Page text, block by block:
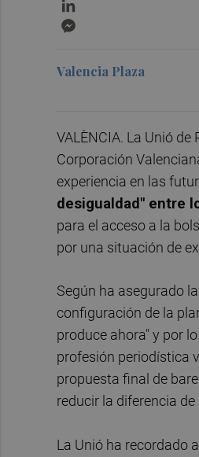
Valencia Plaza
VALÈNCIA. La Unió
Corporación
experiencia en las
desigualdad" entre
para el acceso a la
por una situación de
Según ha asegurado
configuración de la
produce ahora" y por
profesión periodística
propuesta final de
reducir la diferencia de
La Unió ha recordado